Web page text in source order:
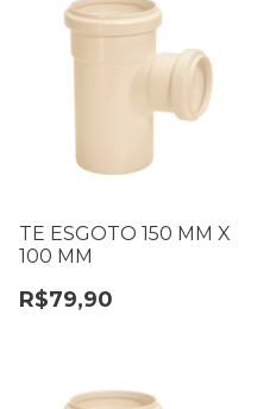
TE ESGOTO 150 MM X
100 MM
R$79,90